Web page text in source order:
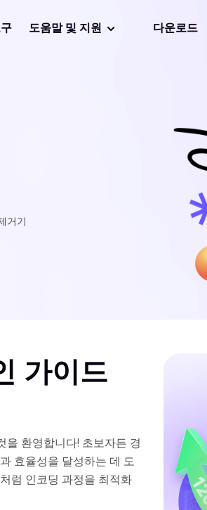
도움말 및 지원 다운로드
거기
가이드
환영합니다! 초보자든 경
효율성을 달성하는 데 도
럼 인코딩 과정을 최적화